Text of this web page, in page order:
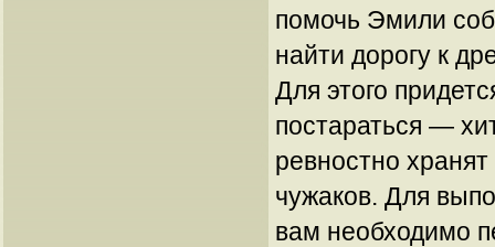
помочь Эмили
найти дорогу к
Для этого
постараться —
ревностно
чужаков. Для
вам необходимо